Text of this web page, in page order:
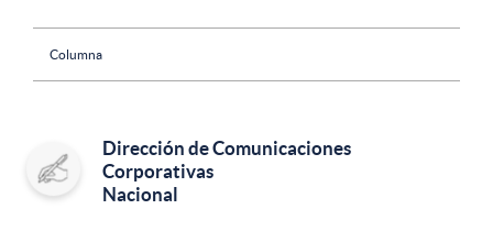
Columna
Dirección de Comunicaciones
Corporativas
Nacional